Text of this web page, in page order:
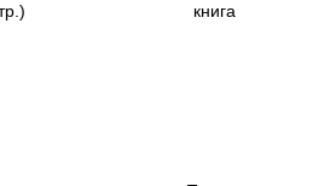
книга